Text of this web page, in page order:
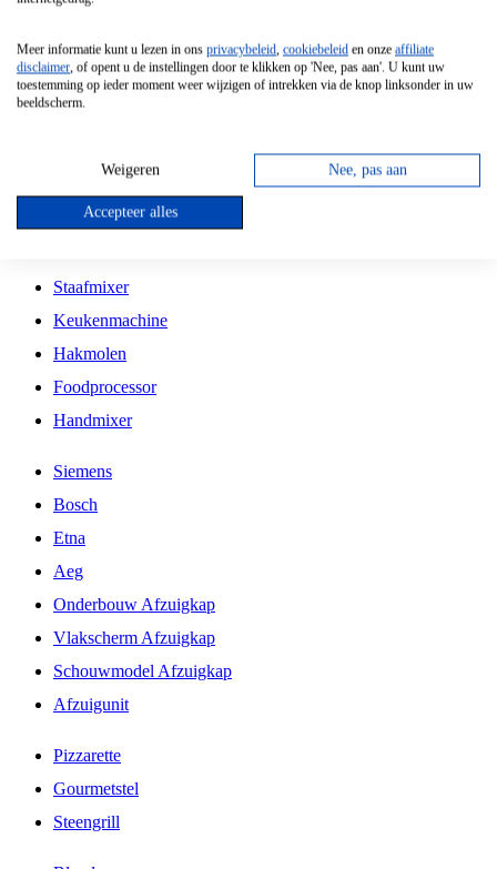
Vrijstaande Magnetron
Vrijstaande Kookplaat
Inbouw Gaskookplaat
Inbouw Keramische Kookplaat
Kookplaat Accessoires
Staafmixer
Keukenmachine
Hakmolen
Foodprocessor
Handmixer
Siemens
Bosch
Etna
Aeg
Onderbouw Afzuigkap
Vlakscherm Afzuigkap
Schouwmodel Afzuigkap
Afzuigunit
Pizzarette
Gourmetstel
Steengrill
Meer informatie kunt u lezen in ons privacybeleid, cookiebeleid en onze affiliate
disclaimer, of opent u de instellingen door te klikken op 'Nee, pas aan'. U kunt uw
toestemming op ieder moment weer wijzigen of intrekken via de knop linksonder in uw
beeldscherm.
Weigeren Nee, pas aan
Accepteer alles